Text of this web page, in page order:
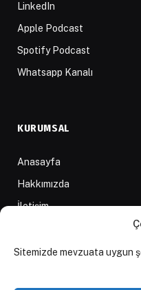
Sitemizde mevzuata uygun
LinkedIn
Apple Podcast
Spotify Podcast
Whatsapp Kanalı
KURUMSAL
Anasayfa
Hakkımızda
İletişim
D84 Yayınları